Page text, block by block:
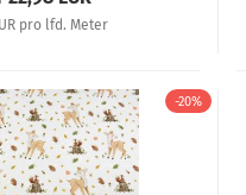
pro lfd. Meter
-20%